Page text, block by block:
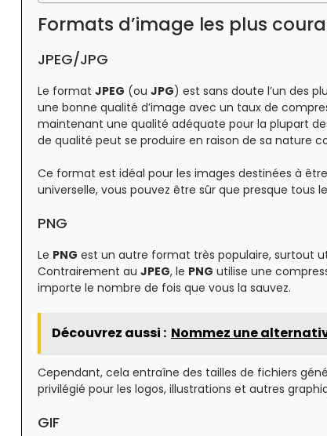
Formats d’image les plus
JPEG/JPG
Le format JPEG (ou JPG) est sans doute l’un des
une bonne qualité d’image avec un taux de
maintenant une qualité adéquate pour la plupart
de qualité peut se produire en raison de sa nature
Ce format est idéal pour les images destinées à
universelle, vous pouvez être sûr que presque tous
PNG
Le PNG est un autre format très populaire, surtout
Contrairement au JPEG, le PNG utilise une
importe le nombre de fois que vous la sauvez.
Découvrez aussi : Nommez une
Cependant, cela entraîne des tailles de fichiers
privilégié pour les logos, illustrations et autres
GIF